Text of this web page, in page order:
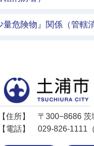
危険物』関係（管轄
【住所】
〒300−8686
【電話】
029-826-1111